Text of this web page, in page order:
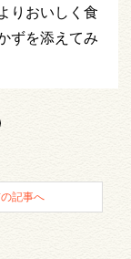
りおいしく食
ずを添えてみ
記事へ